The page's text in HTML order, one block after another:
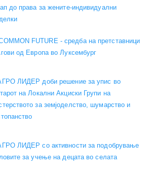
до права за жените-индивидуални
FUTURE - средба на претставници
од Европа во Луксембург
ЛИДЕР доби решение за упис во
на Локални Акциски Групи на
за земјоделство, шумарство и
ЛИДЕР со активности за подобрување
за учење на децата во селата